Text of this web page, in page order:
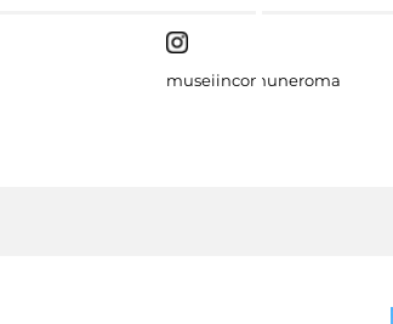
museiincomuneroma